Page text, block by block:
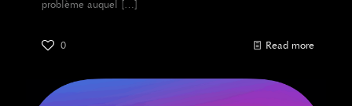
problème auquel […]
0 Read more